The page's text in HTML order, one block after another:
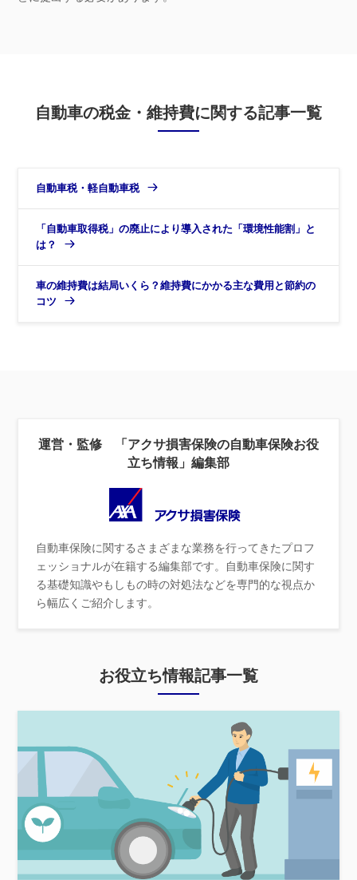
自動車の税金・維持費に関する記事一覧
自動車税・軽自動車税
「自動車取得税」の廃止により導入された「環境性能割」と
は？
車の維持費は結局いくら？維持費にかかる主な費用と節約の
コツ
運営・監修 「アクサ損害保険の自動車保険お役
立ち情報」編集部
自動車保険に関するさまざまな業務を行ってきたプロフ
ェッショナルが在籍する編集部です。自動車保険に関す
る基礎知識やもしもの時の対処法などを専門的な視点か
ら幅広くご紹介します。
お役立ち情報記事一覧